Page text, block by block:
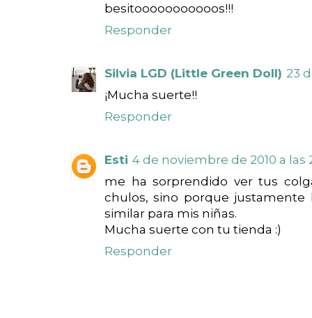
besitooooooooooos!!!
Responder
Silvia LGD (Little Green Doll) 23
¡Mucha suerte!!
Responder
Esti 4 de noviembre de 2010 a las
me ha sorprendido ver tus
chulos, sino porque
similar para mis niñas.
Mucha suerte con tu tienda :)
Responder